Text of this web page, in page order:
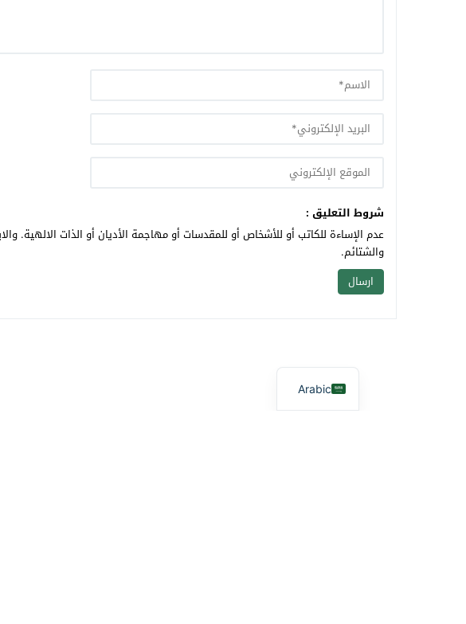
شروط التعليق :
عدم الإساءة للكاتب أو للأشخاص أو للمقدسات أو مهاجمة الأديان أو الذات الالهية.
والشتائم.
Arabic